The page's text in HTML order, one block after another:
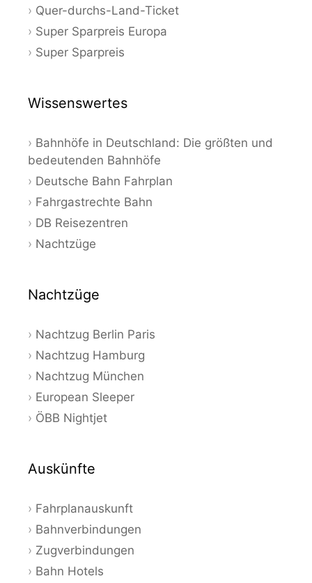
Quer-durchs-Land-Ticket
Super Sparpreis Europa
Super Sparpreis
Wissenswertes
Bahnhöfe in Deutschland: Die größten und
bedeutenden Bahnhöfe
Deutsche Bahn Fahrplan
Fahrgastrechte Bahn
DB Reisezentren
Nachtzüge
Nachtzüge
Nachtzug Berlin Paris
Nachtzug Hamburg
Nachtzug München
European Sleeper
ÖBB Nightjet
Auskünfte
Fahrplanauskunft
Bahnverbindungen
Zugverbindungen
Bahn Hotels